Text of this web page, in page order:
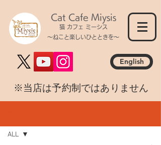
Cat Cafe Miysis
猫 カフェ ミーシス
～ねこと楽しいひとときを～
English
​※当店は予約制ではありません
ALL